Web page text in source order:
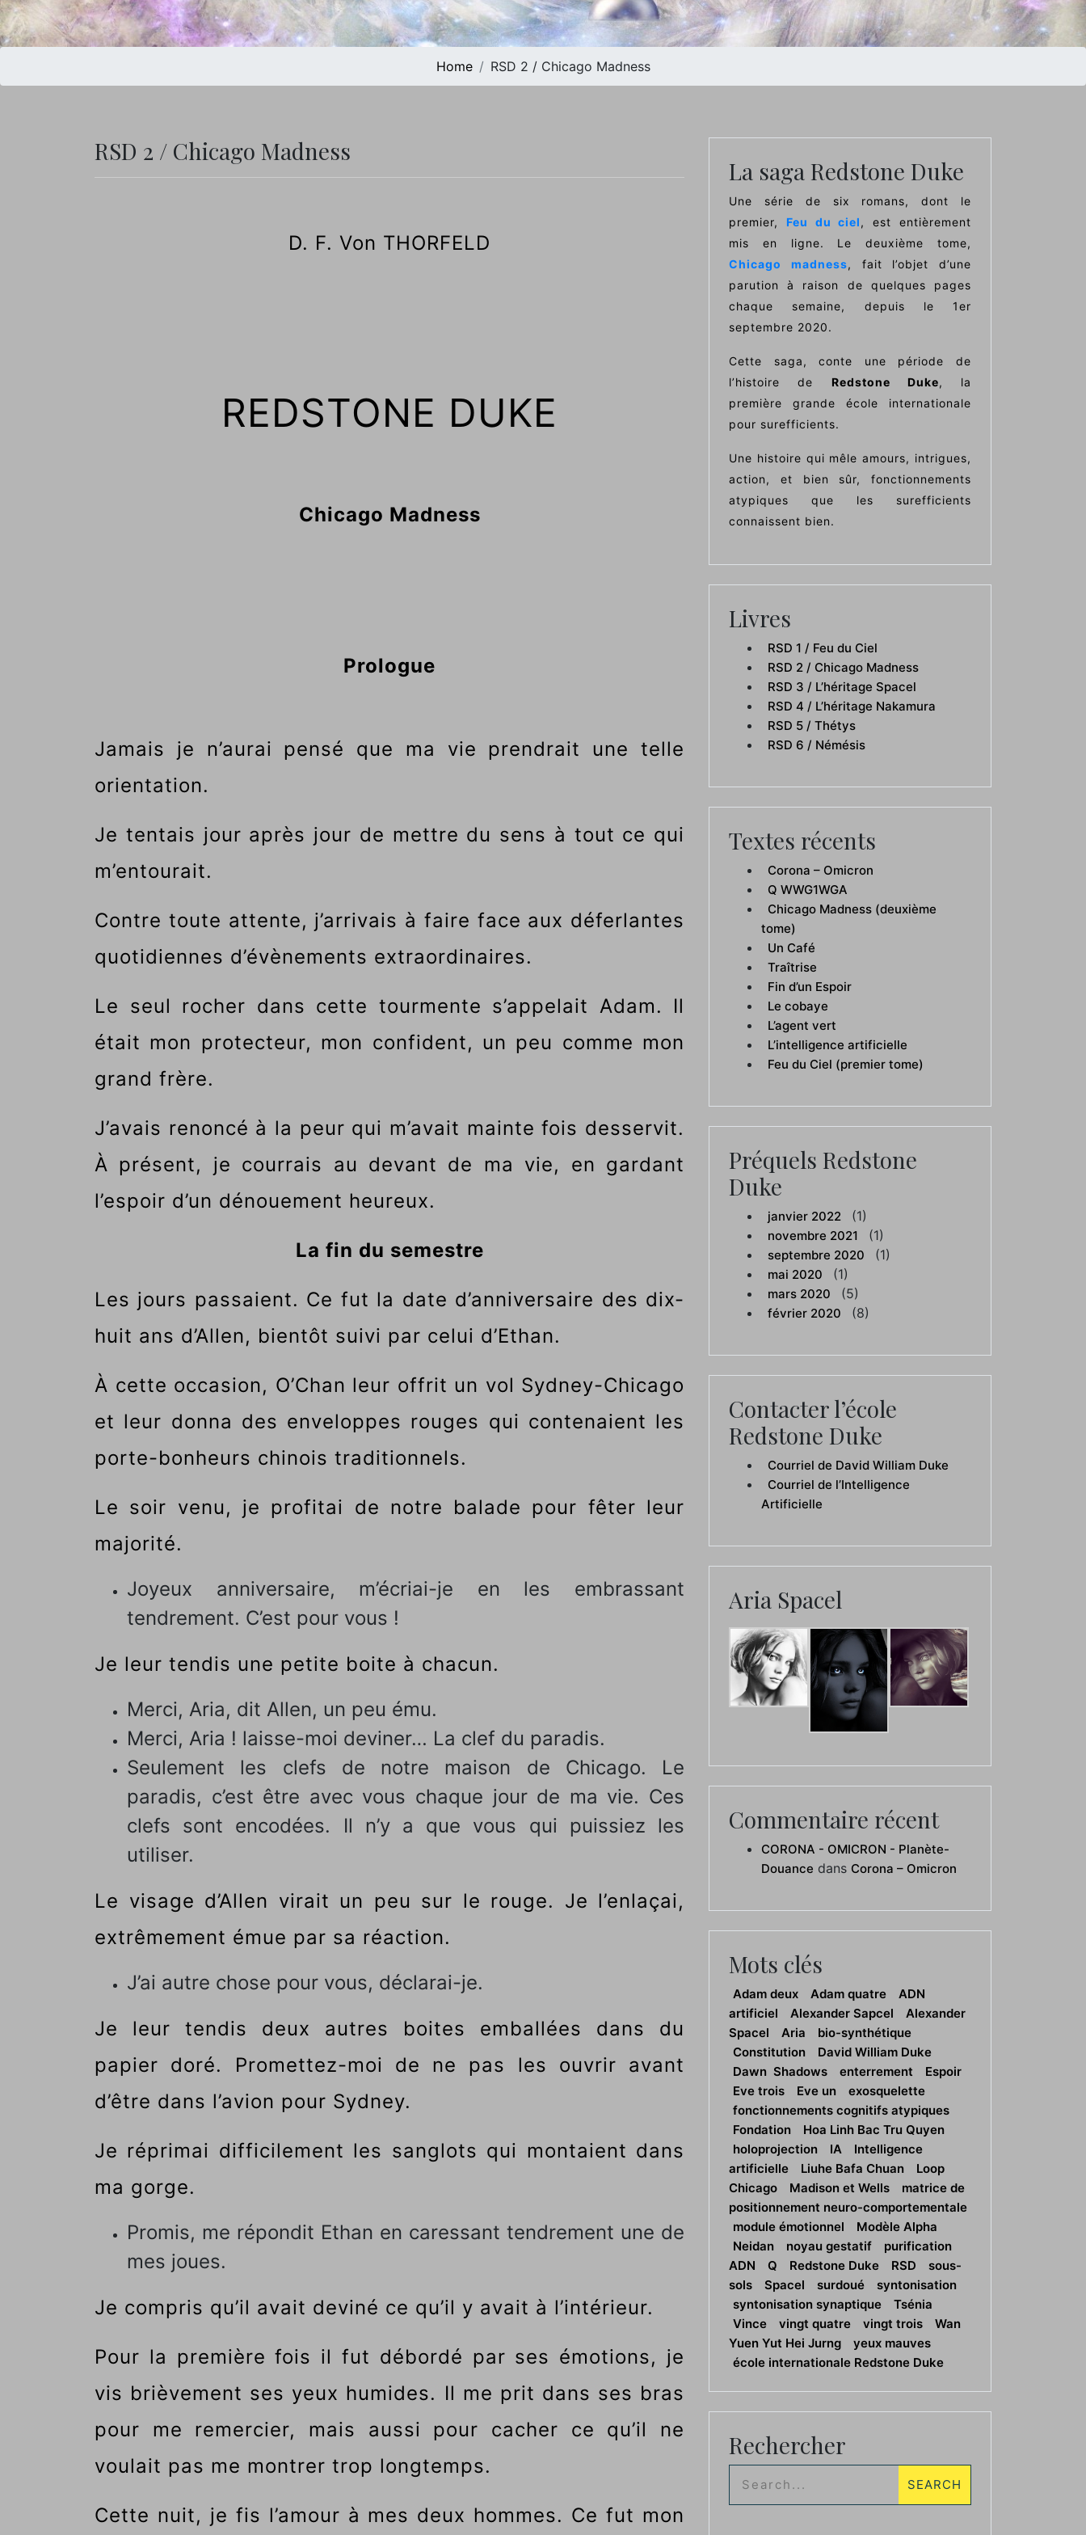
Home RSD 2 / Chicago Madness
RSD 2 / Chicago Madness
D. F. Von THORFELD
REDSTONE DUKE
Chicago Madness
Prologue
Jamais je n’aurai pensé que ma vie prendrait une telle
orientation.
Je tentais jour après jour de mettre du sens à tout ce qui
m’entourait.
Contre toute attente, j’arrivais à faire face aux déferlantes
quotidiennes d’évènements extraordinaires.
Le seul rocher dans cette tourmente s’appelait Adam. Il
était mon protecteur, mon confident, un peu comme mon
grand frère.
J’avais renoncé à la peur qui m’avait mainte fois desservit.
À présent, je courrais au devant de ma vie, en gardant
l’espoir d’un dénouement heureux.
La fin du semestre
Les jours passaient. Ce fut la date d’anniversaire des dix-
huit ans d’Allen, bientôt suivi par celui d’Ethan.
À cette occasion, O’Chan leur offrit un vol Sydney-Chicago
et leur donna des enveloppes rouges qui contenaient les
porte-bonheurs chinois traditionnels.
Le soir venu, je profitai de notre balade pour fêter leur
majorité.
Joyeux anniversaire, m’écriai-je en les embrassant
tendrement. C’est pour vous !
Je leur tendis une petite boite à chacun.
Merci, Aria, dit Allen, un peu ému.
Merci, Aria ! laisse-moi deviner… La clef du paradis.
Seulement les clefs de notre maison de Chicago. Le
paradis, c’est être avec vous chaque jour de ma vie. Ces
clefs sont encodées. Il n’y a que vous qui puissiez les
utiliser.
Le visage d’Allen virait un peu sur le rouge. Je l’enlaçai,
extrêmement émue par sa réaction.
J’ai autre chose pour vous, déclarai-je.
Je leur tendis deux autres boites emballées dans du
papier doré. Promettez-moi de ne pas les ouvrir avant
d’être dans l’avion pour Sydney.
Je réprimai difficilement les sanglots qui montaient dans
ma gorge.
Promis, me répondit Ethan en caressant tendrement une de
mes joues.
Je compris qu’il avait deviné ce qu’il y avait à l’intérieur.
Pour la première fois il fut débordé par ses émotions, je
vis brièvement ses yeux humides. Il me prit dans ses bras
pour me remercier, mais aussi pour cacher ce qu’il ne
voulait pas me montrer trop longtemps.
Cette nuit, je fis l’amour à mes deux hommes. Ce fut mon
La saga Redstone Duke
Une série de six romans, dont le
premier, Feu du ciel, est entièrement
mis en ligne. Le deuxième tome,
Chicago madness, fait l’objet d’une
parution à raison de quelques pages
chaque semaine, depuis le 1er
septembre 2020.
Cette saga, conte une période de
l’histoire de Redstone Duke, la
première grande école internationale
pour surefficients.
Une histoire qui mêle amours, intrigues,
action, et bien sûr, fonctionnements
atypiques que les surefficients
connaissent bien.
Livres
RSD 1 / Feu du Ciel
RSD 2 / Chicago Madness
RSD 3 / L’héritage Spacel
RSD 4 / L’héritage Nakamura
RSD 5 / Thétys
RSD 6 / Némésis
Textes récents
Corona – Omicron
Q WWG1WGA
Chicago Madness (deuxième
tome)
Un Café
Traîtrise
Fin d’un Espoir
Le cobaye
L’agent vert
L’intelligence artificielle
Feu du Ciel (premier tome)
Préquels Redstone
Duke
janvier 2022 (1)
novembre 2021 (1)
septembre 2020 (1)
mai 2020 (1)
mars 2020 (5)
février 2020 (8)
Contacter l’école
Redstone Duke
Courriel de David William Duke
Courriel de l’Intelligence
Artificielle
Aria Spacel
Commentaire récent
CORONA - OMICRON - Planète-
Douance dans Corona – Omicron
Mots clés
Adam deux Adam quatre
ADN
artificiel
Alexander Sapcel
Alexander
Spacel
Aria
bio-synthétique
Constitution
David William Duke
Dawn Shadows
enterrement
Espoir
Eve trois
Eve un
exosquelette
fonctionnements cognitifs atypiques
Fondation
Hoa Linh Bac Tru Quyen
holoprojection
IA
Intelligence
artificielle
Liuhe Bafa Chuan
Loop
Chicago
Madison et Wells
matrice de
positionnement neuro-comportementale
module émotionnel
Modèle Alpha
Neidan
noyau gestatif
purification
ADN
Q Redstone Duke RSD
sous-
sols
Spacel surdoué
syntonisation
syntonisation synaptique
Tsénia
Vince
vingt quatre vingt trois
Wan
Yuen Yut Hei Jurng
yeux mauves
école internationale Redstone Duke
Rechercher